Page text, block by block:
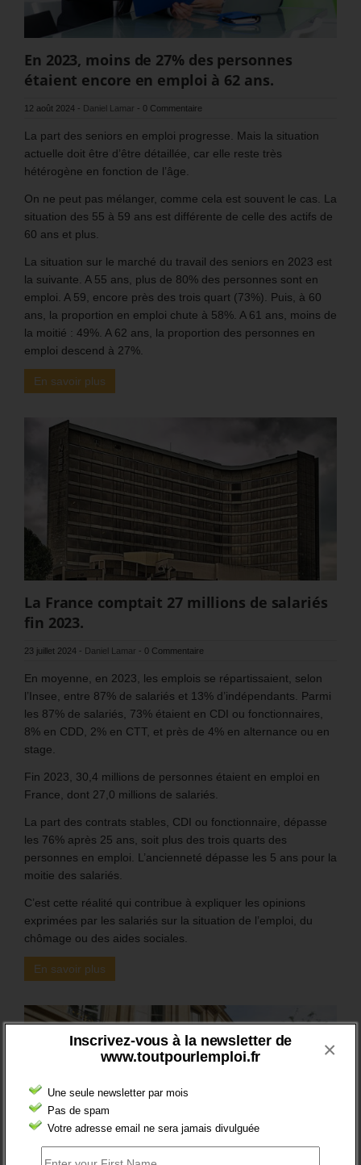
Inscrivez-vous à la newsletter de
www.toutpourlemploi.fr
Une seule newsletter par mois
Pas de spam
Votre adresse email ne sera jamais divulguée
×
En 2023, moins de 27% des personnes
étaient encore en emploi à 62 ans.
12 août 2024 - Daniel Lamar - 0 Commentaire
La part des seniors en emploi progresse. Mais la situation
actuelle doit être d’être détaillée, car elle reste très
hétérogène en fonction de l’âge.
On ne peut pas mélanger, comme cela est souvent le cas. La
situation des 55 à 59 ans est différente de celle des actifs de
60 ans et plus.
La situation sur le marché du travail des seniors en 2023 est
la suivante. A 55 ans, plus de 80% des personnes sont en
emploi. A 59, encore près des trois quart (73%). Puis, à 60
ans, la proportion en emploi chute à 58%. A 61 ans, moins de
la moitié : 49%. A 62 ans, la proportion des personnes en
emploi descend à 27%.
En savoir plus
La France comptait 27 millions de salariés
fin 2023.
23 juillet 2024 - Daniel Lamar - 0 Commentaire
En moyenne, en 2023, les emplois se répartissaient, selon
l’Insee, entre 87% de salariés et 13% d’indépendants. Parmi
les 87% de salariés, 73% étaient en CDI ou fonctionnaires,
8% en CDD, 2% en CTT, et près de 4% en alternance ou en
stage.
Fin 2023, 30,4 millions de personnes étaient en emploi en
France, dont 27,0 millions de salariés.
La part des contrats stables, CDI ou fonctionnaire, dépasse
les 76% après 25 ans, soit plus des trois quarts des
personnes en emploi. L’ancienneté dépasse les 5 ans pour la
moitie des salariés.
C’est cette réalité qui contribue à expliquer les opinions
exprimées par les salariés sur la situation de l’emploi, du
chômage ou des aides sociales.
En savoir plus